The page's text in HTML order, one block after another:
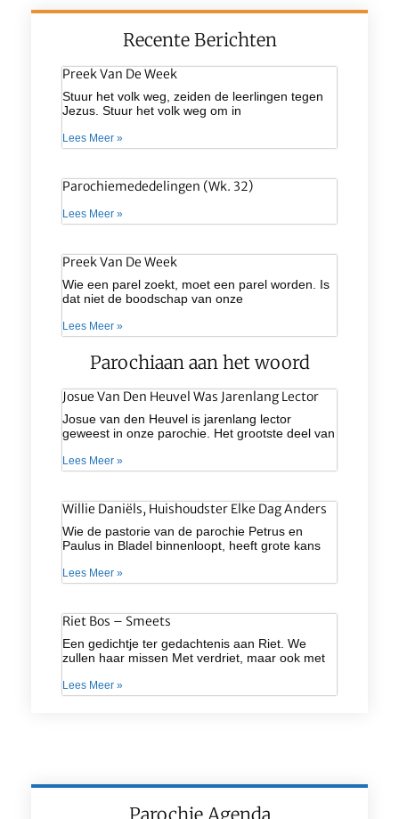
Recente Berichten
Preek Van De Week
Stuur het volk weg, zeiden de leerlingen tegen
Jezus. Stuur het volk weg om in
Lees Meer »
Parochiemededelingen (wk. 32)
Lees Meer »
Preek Van De Week
Wie een parel zoekt, moet een parel worden. Is
dat niet de boodschap van onze
Lees Meer »
Parochiaan aan het woord
Josue Van Den Heuvel Was Jarenlang Lector
Josue van den Heuvel is jarenlang lector
geweest in onze parochie. Het grootste deel van
Lees Meer »
Willie Daniëls, Huishoudster Elke Dag Anders
Wie de pastorie van de parochie Petrus en
Paulus in Bladel binnenloopt, heeft grote kans
Lees Meer »
Riet Bos – Smeets
Een gedichtje ter gedachtenis aan Riet. We
zullen haar missen Met verdriet, maar ook met
Lees Meer »
Parochie Agenda